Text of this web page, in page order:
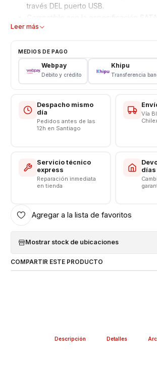
través DEL puerto USB.
Compatible con la especificación SATA
Cumple con la especificación USB 3.0.
Soporta 27mm SSD de media altura y
total.
Sin la capacidad limitada para tarjeta
Apoyar la función de arranque.
Soporta Plug & Play y Hot-Swapping.
Soporta cualquier SISTEMA
PCI-E SATA SSD solamente. no es
PCI-E PATA, 1.8 Micro SATA y SSD
Leer más
MEDIOS DE PAGO
Webpay
Débito y crédito
Khipu
Transferencia
Despacho mismo
día
Pedidos antes de las
12h en Santiago
Vía
Servicio técnico
express
Reparación inmediata
en tienda
días
Agregar a la lista de favoritos
Mostrar stock de ubicaciones
COMPARTIR ESTE PRODUCTO
Descripción Detalles